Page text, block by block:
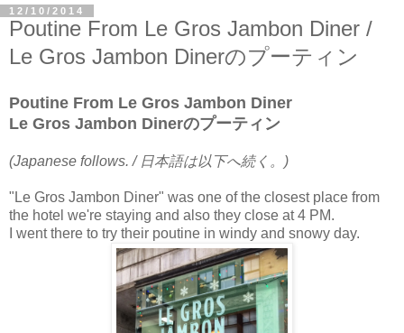
12/10/2014
Poutine From Le Gros Jambon Diner /
Le Gros Jambon Dinerのプーティン
Poutine From Le Gros Jambon Diner
Le Gros Jambon Dinerのプーティン
(Japanese follows. / 日本語は以下へ続く。)
"Le Gros Jambon Diner" was one of the closest place from
the hotel we're staying and also they close at 4 PM.
I went there to try their poutine in windy and snowy day.